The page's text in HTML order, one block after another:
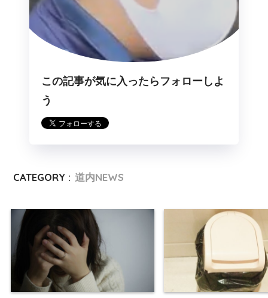
この記事が気に入ったらフォローしよ
う
CATEGORY : 道内NEWS